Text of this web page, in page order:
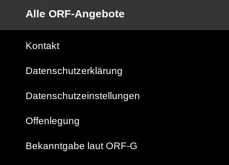
Alle ORF-Angebote
Kontakt
Datenschutzerklärung
Datenschutzeinstellungen
Offenlegung
Bekanntgabe laut ORF-G